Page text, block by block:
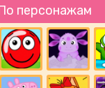
персонажам